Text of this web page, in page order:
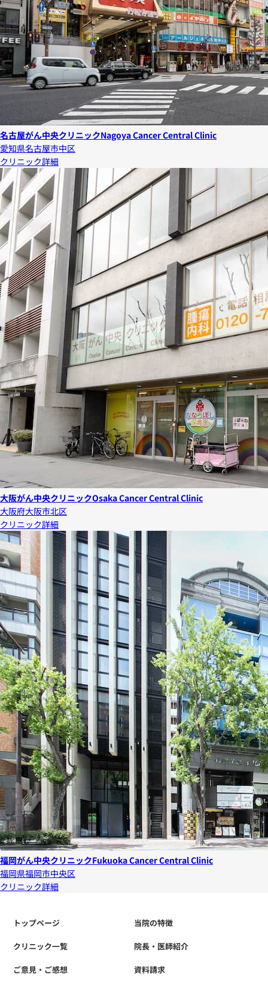
名古屋がん中央クリニックNagoya Cancer Central Clinic
愛知県名古屋市中区
クリニック詳細
大阪がん中央クリニックOsaka Cancer Central Clinic
大阪府大阪市北区
クリニック詳細
福岡がん中央クリニックFukuoka Cancer Central Clinic
福岡県福岡市中央区
クリニック詳細
トップページ 当院の特徴
クリニック一覧 院長・医師紹介
ご意見・ご感想 資料請求